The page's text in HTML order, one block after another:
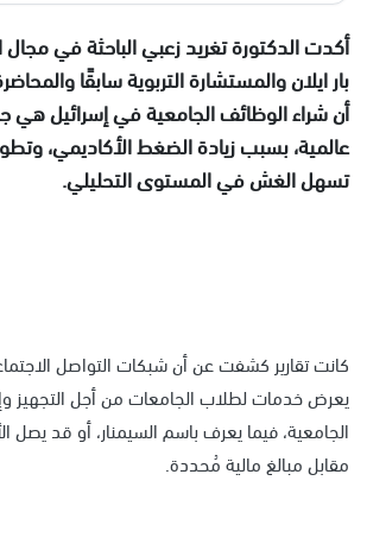
أكدت الدكتورة تغريد زعبي الباحثة في
بار ايلان والمستشارة التربوية سابقًا
أن شراء الوظائف الجامعية في إسرائيل هي
عالمية، بسبب زيادة الضغط الأكاديمي،
تسهل الغش في المستوى التحليلي.
كانت تقارير كشفت عن أن شبكات التواصل
يعرض خدمات لطلاب الجامعات من أجل التجهيز
الجامعية، فيما يعرف باسم السيمنار، أو قد يصل
مقابل مبالغ مالية مُحددة.